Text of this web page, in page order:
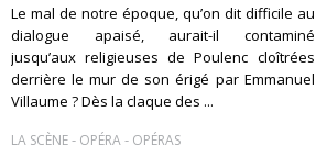
Le mal de notre époque, qu’on dit difficile au
dialogue apaisé, aurait-il contaminé
jusqu’aux religieuses de Poulenc cloîtrées
derrière le mur de son érigé par Emmanuel
Villaume ? Dès la claque des ...
LA SCÈNE- OPÉRA- OPÉRAS